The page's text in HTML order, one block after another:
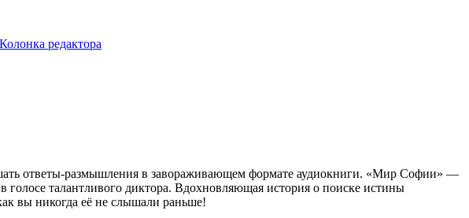
Колонка редактора
ответы-размышления в завораживающем формате аудиокниги. «Мир Софии» —
талантливого диктора. Вдохновляющая история о поиске истины
вы никогда её не слышали раньше!